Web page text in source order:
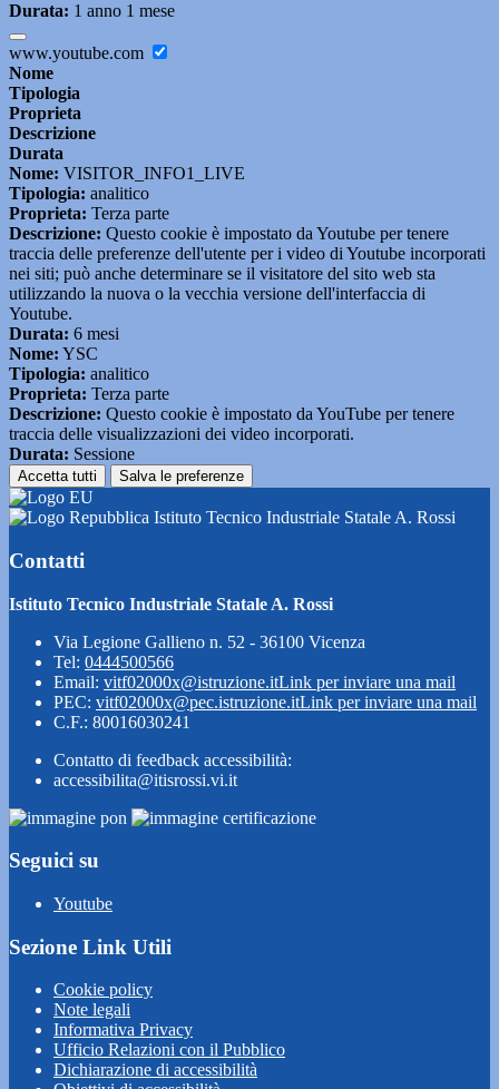
Durata: 1 anno 1 mese
www.youtube.com
Nome
Tipologia
Proprieta
Descrizione
Durata
Nome: VISITOR_INFO1_LIVE
Tipologia: analitico
Proprieta: Terza parte
Descrizione: Questo cookie è impostato da Youtube per tenere
traccia delle preferenze dell'utente per i video di Youtube incorporati
nei siti; può anche determinare se il visitatore del sito web sta
utilizzando la nuova o la vecchia versione dell'interfaccia di
Youtube.
Durata: 6 mesi
Nome: YSC
Tipologia: analitico
Proprieta: Terza parte
Descrizione: Questo cookie è impostato da YouTube per tenere
traccia delle visualizzazioni dei video incorporati.
Durata: Sessione
Accetta tutti Salva le preferenze
Istituto Tecnico Industriale Statale A. Rossi
Contatti
Istituto Tecnico Industriale Statale A. Rossi
Via Legione Gallieno n. 52 - 36100 Vicenza
Tel: 0444500566
Email: vitf02000x@istruzione.itLink per inviare una mail
PEC: vitf02000x@pec.istruzione.itLink per inviare una mail
C.F.: 80016030241
Contatto di feedback accessibilità:
accessibilita@itisrossi.vi.it
Seguici su
Youtube
Sezione Link Utili
Cookie policy
Note legali
Informativa Privacy
Ufficio Relazioni con il Pubblico
Dichiarazione di accessibilità